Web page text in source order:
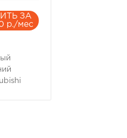
ЗА
р./мес